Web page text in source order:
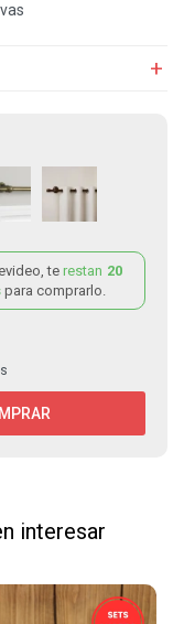
te restan 20
para comprarlo.
interesar